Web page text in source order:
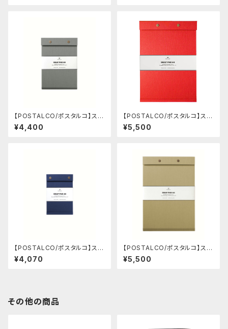
【POSTALCO/ポスタルコ】スナ
ップパッド SQ A5 (Ash Gray)
¥4,400
【POSTALCO/ポスタルコ】スナ
ップパッド SQ A4 (Signal Re
d)
¥5,500
【POSTALCO/ポスタルコ】スナ
ップパッド SQ A6 (Royal Blu
e)
¥4,070
【POSTALCO/ポスタルコ】スナ
ップパッド SQ A4 (Light Beig
e)
¥5,500
その他の商品